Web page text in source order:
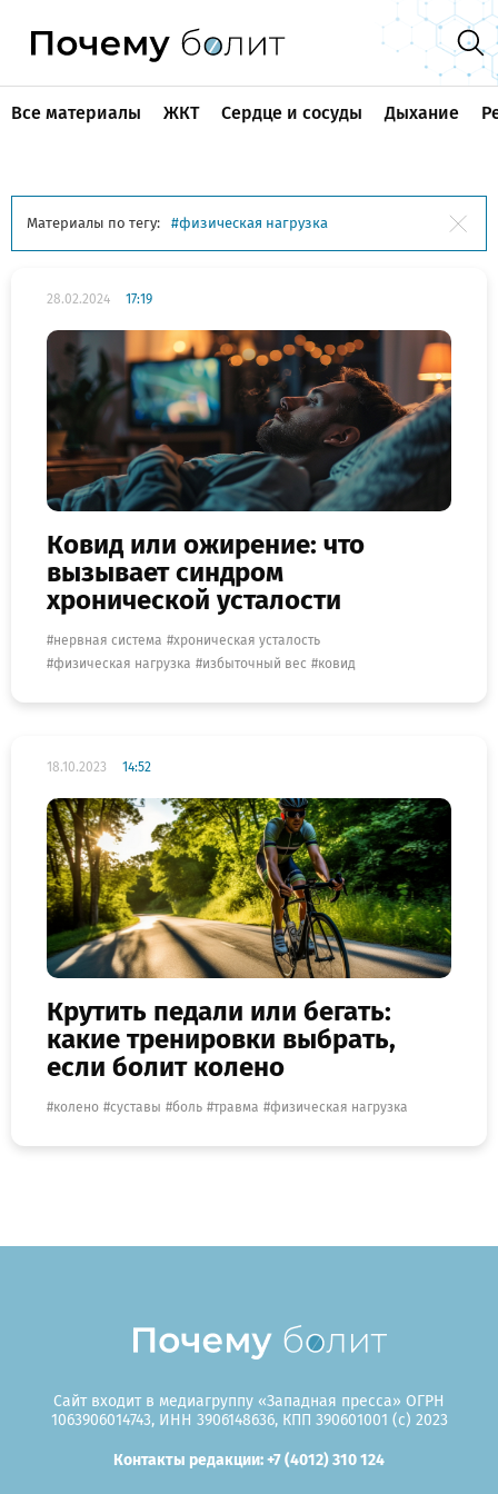
Все материалы ЖКТ Сердце и сосуды Дыхание
Материалы по тегу: физическая нагрузка
28.02.2024 17:19
Ковид или ожирение: что
вызывает синдром
хронической усталости
нервная система
хроническая усталость
физическая нагрузка
избыточный вес ковид
18.10.2023 14:52
Крутить педали или бегать:
какие тренировки выбрать,
если болит колено
колено суставы боль травма физическая нагрузка
Сайт входит в медиагруппу «Западная пресса» ОГРН
1063906014743, ИНН 3906148636, КПП 390601001 (c) 2023
Контакты редакции: +7 (4012) 310 124